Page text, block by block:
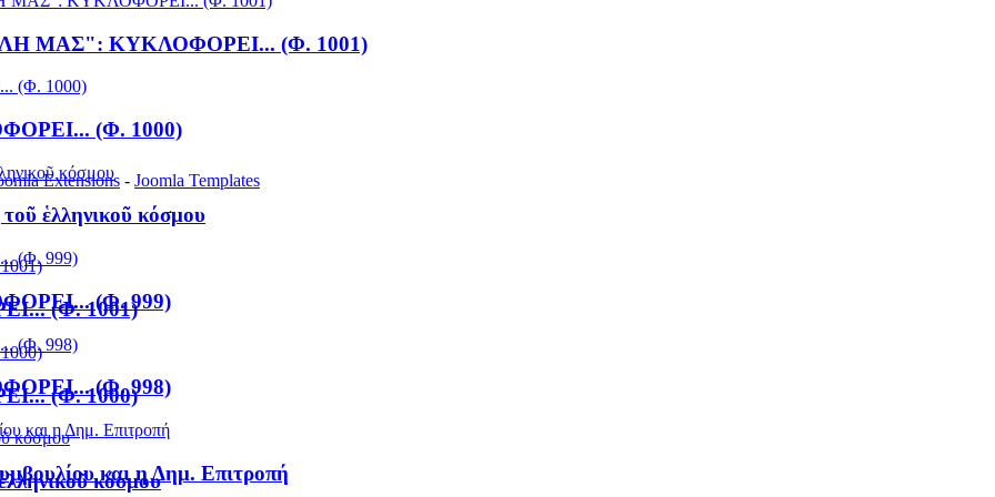
ΜΑΣ": ΚΥΚΛΟΦΟΡΕΙ... (Φ. 1001)
(Φ. 1000)
ἑλληνικοῦ κόσμου
(Φ. 999)
(Φ. 998)
και η Δημ. Επιτροπή
Extensions- Joomla Templates
(Φ. 1001)
(Φ. 1000)
κόσμου